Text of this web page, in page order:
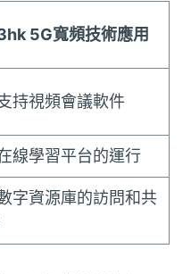
5G寬頻技術應用
持視頻會議軟件
線學習平台的運行
字資源庫的訪問和共